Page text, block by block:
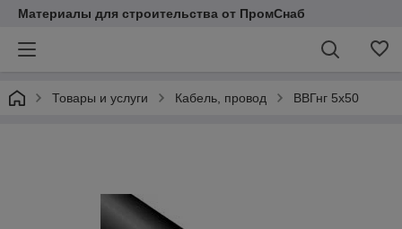
Материалы для строительства от ПромСнаб
Товары и услуги Кабель, провод ВВГнг 5х50